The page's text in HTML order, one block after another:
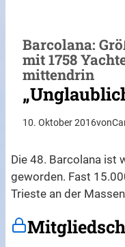
Barcolana:
mit 1758
mittendrin
10. Oktober 2016von
Die 48. Barcolana ist
geworden. Fast
Trieste an der